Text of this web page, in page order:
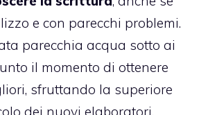
e con parecchi problemi.
parecchia acqua sotto ai
il momento di ottenere
sfruttando la superiore
dei nuovi elaboratori.